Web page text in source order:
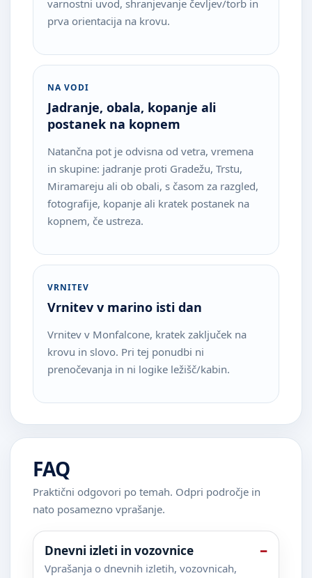
varnostni uvod, shranjevanje čevljev/torb in
prva orientacija na krovu.
NA VODI
Jadranje, obala, kopanje ali
postanek na kopnem
Natančna pot je odvisna od vetra, vremena
in skupine: jadranje proti Gradežu, Trstu,
Miramareju ali ob obali, s časom za razgled,
fotografije, kopanje ali kratek postanek na
kopnem, če ustreza.
VRNITEV
Vrnitev v marino isti dan
Vrnitev v Monfalcone, kratek zaključek na
krovu in slovo. Pri tej ponudbi ni
prenočevanja in ni logike ležišč/kabin.
FAQ
Praktični odgovori po temah. Odpri področje in
nato posamezno vprašanje.
Dnevni izleti in vozovnice
Vprašanja o dnevnih izletih, vozovnicah,